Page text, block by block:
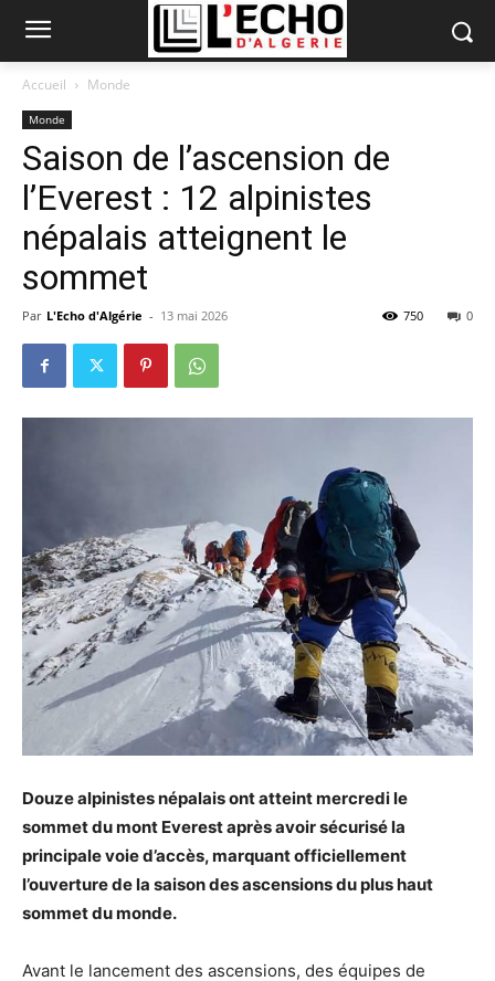
Accueil Monde
Monde
Saison de l’ascension de
l’Everest : 12 alpinistes
népalais atteignent le
sommet
Par L'Echo d'Algérie - 13 mai 2026 0
750
Douze alpinistes népalais ont atteint mercredi le
sommet du mont Everest après avoir sécurisé la
principale voie d’accès, marquant officiellement
l’ouverture de la saison des ascensions du plus haut
sommet du monde.
Avant le lancement des ascensions, des équipes de